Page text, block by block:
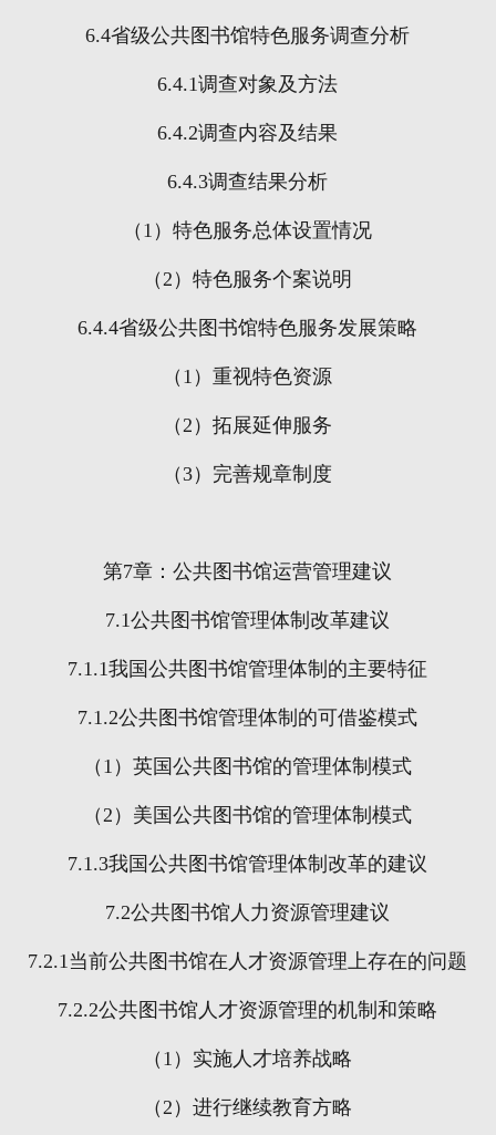
6.4省级公共图书馆特色服务调查分析
6.4.1调查对象及方法
6.4.2调查内容及结果
6.4.3调查结果分析
（ 1 ）特色服务总体设置情况
（2 ）特色服务个案说明
6.4.4省级公共图书馆特色服务发展策略
（ 1 ）重视特色资源
（2 ）拓展延伸服务
（3）完善规章制度
第7章：公共图书馆运营管理建议
7.1公共图书馆管理体制改革建议
7.1.1我国公共图书馆管理体制的主要特征
7.1.2公共图书馆管理体制的可借鉴模式
（ 1 ）英国公共图书馆的管理体制模式
（2 ）美国公共图书馆的管理体制模式
7.1.3我国公共图书馆管理体制改革的建议
7.2公共图书馆人力资源管理建议
7.2.1当前公共图书馆在人才资源管理上存在的问题
7.2.2公共图书馆人才资源管理的机制和策略
（ 1 ）实施人才培养战略
（2 ）进行继续教育方略